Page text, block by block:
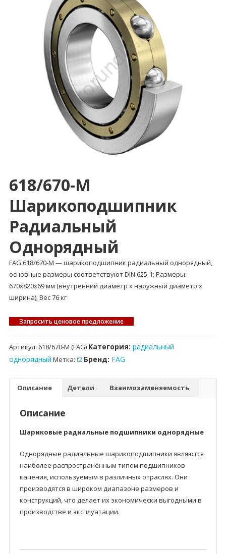
618/670-M
Шарикоподшипник
Радиальный
Однорядный
FAG 618/670-M — шарикоподшипник радиальный однорядный,
основные размеры соответствуют DIN 625-1; Размеры:
670x820x69 мм (внутренний диаметр x наружный диаметр x
ширина); Вес 76 кг
Запросить ценовое предложение
Артикул: 618/670-M (FAG) Категория: радиальный
однорядный Метка: t2 Бренд: FAG
Описание Детали Взаимозаменяемость
Описание
Шариковые радиальные подшипники однорядные
Однорядные радиальные шарикоподшипники являются
наиболее распространённым типом подшипников
качения, используемым в различных отраслях. Они
производятся в широком диапазоне размеров и
конструкций, что делает их экономически выгодными в
производстве и эксплуатации.